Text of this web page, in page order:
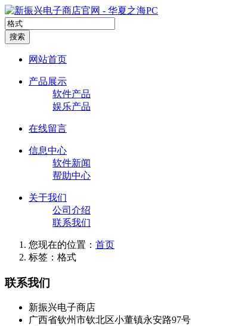
搜索
网站首页
产品展示
软件产品
娱乐产品
在线留言
信息中心
软件新闻
帮助中心
关于我们
公司介绍
联系我们
您现在的位置： 首页
标签：格式
联系我们
新振兴电子商店
广西省钦州市钦北区小董镇永安路97号